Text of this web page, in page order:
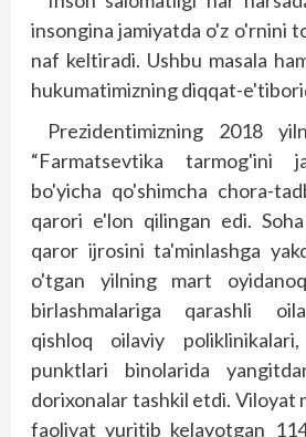
insongina jamiyatda o'z o'rnini
naf keltiradi. Ushbu masala
hukumatimizning diqqat-
Prezidentimizning 2018
“Farmatsevtika tarmog'ini
bo'yicha qo'­shimcha chora-
qarori e'lon qilingan edi.
qaror ijrosini ta'minlashga
o'tgan yilning mart
birlashmalariga qarashli
qishloq oilaviy
punktlari binolarida
dorixonalar tashkil etdi. Viloyat
faoliyat yuritib kelayotgan